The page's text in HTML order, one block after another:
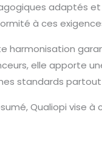
adaptés et
à ces
harmonisation
elle apporte
standards partout
Qualiopi vise